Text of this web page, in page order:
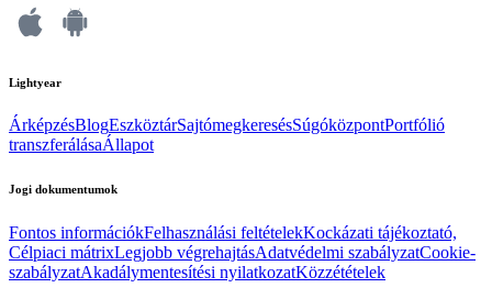
Lightyear
ÁrképzésBlogEszköztárSajtómegkeresésSúgóközpontPortfólió
transzferálásaÁllapot
Jogi dokumentumok
Fontos információkFelhasználási feltételekKockázati tájékoztató,
Célpiaci mátrixLegjobb végrehajtásAdatvédelmi szabályzatCookie-
szabályzatAkadálymentesítési nyilatkozatKözzétételek